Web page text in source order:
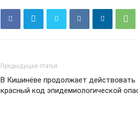
Предыдущая статья
В Кишинёве продолжает действовать
красный код эпидемиологической